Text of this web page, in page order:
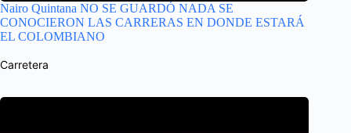
Nairo Quintana NO SE GUARDÓ NADA SE
CONOCIERON LAS CARRERAS EN DONDE ESTARÁ
EL COLOMBIANO
Carretera